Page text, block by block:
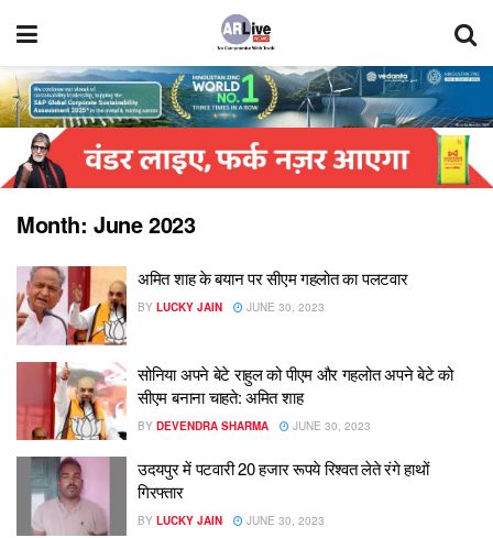
Month:June 2023
अमित शाह के बयान पर सीएम गहलोत का पलटवार
BY LUCKY JAIN JUNE 30, 2023
सोनिया अपने बेटे राहुल को पीएम और गहलोत अपने बेटे को
सीएम बनाना चाहते: अमित शाह
BY DEVENDRA SHARMA JUNE 30, 2023
उदयपुर में पटवारी 20 हजार रूपये रिश्वत लेते रंगे हाथों
गिरफ्तार
BY LUCKY JAIN JUNE 30, 2023